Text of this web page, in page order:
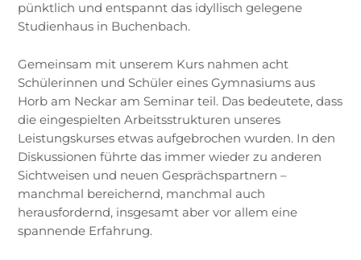
pünktlich und entspannt das idyllisch gelegene
Studienhaus in Buchenbach.
Gemeinsam mit unserem Kurs nahmen acht
Schülerinnen und Schüler eines Gymnasiums aus
Horb am Neckar am Seminar teil. Das bedeutete, dass
die eingespielten Arbeitsstrukturen unseres
Leistungskurses etwas aufgebrochen wurden. In den
Diskussionen führte das immer wieder zu anderen
Sichtweisen und neuen Gesprächspartnern –
manchmal bereichernd, manchmal auch
herausfordernd, insgesamt aber vor allem eine
spannende Erfahrung.